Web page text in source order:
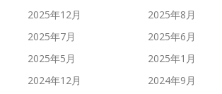
2025年12月
2025年8月
2025年7月
2025年6月
2025年5月
2025年1月
2024年12月
2024年9月